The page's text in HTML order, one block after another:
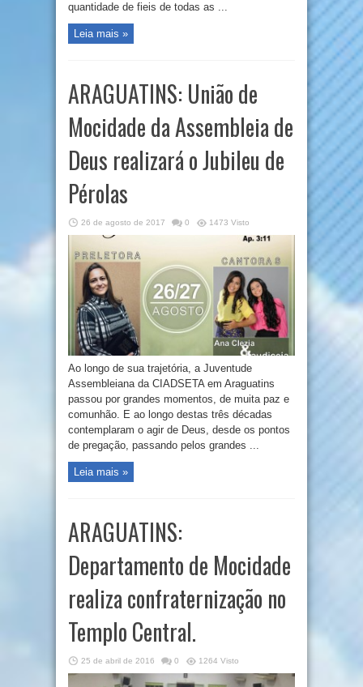
quantidade de fieis de todas as ...
Leia mais »
ARAGUATINS: União de
Mocidade da Assembleia de
Deus realizará o Jubileu de
Pérolas
26 de agosto de 2017 0 1473 Visto
Ao longo de sua trajetória, a Juventude
Assembleiana da CIADSETA em Araguatins
passou por grandes momentos, de muita paz e
comunhão. E ao longo destas três décadas
contemplaram o agir de Deus, desde os pontos
de pregação, passando pelos grandes ...
Leia mais »
ARAGUATINS:
Departamento de Mocidade
realiza confraternização no
Templo Central.
25 de abril de 2016 0 1264 Visto